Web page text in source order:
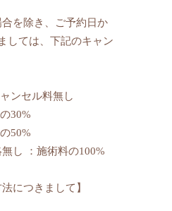
を除き、ご予約日か
しては、下記のキャン
ンセル料無し
30%
50%
し ：施術料の100%
につきまして】